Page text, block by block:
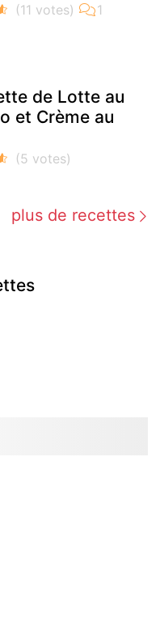
de Lotte au
et Crème au
plus de recettes